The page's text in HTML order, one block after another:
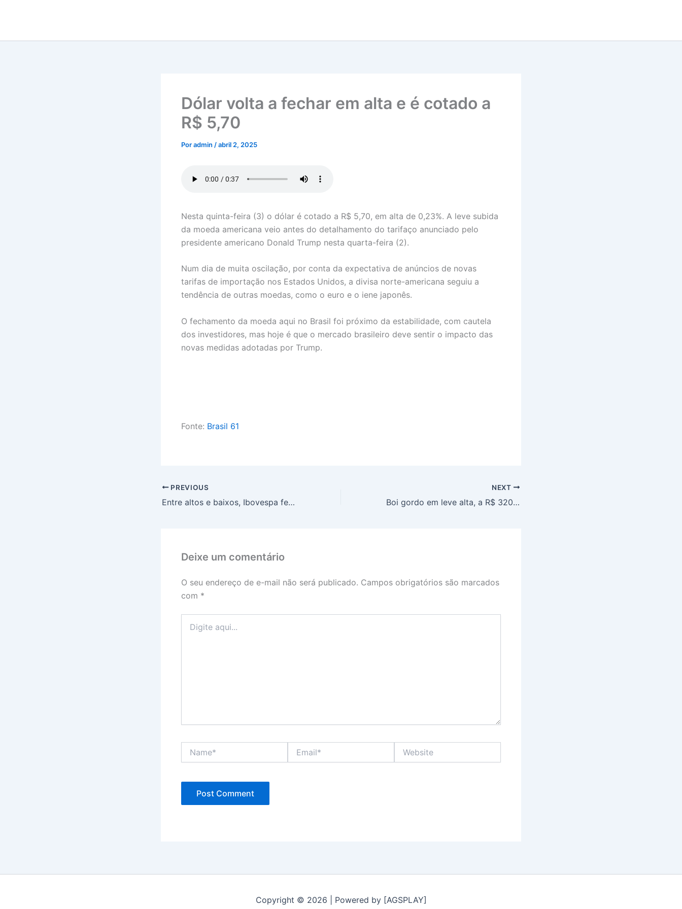
Dólar volta a fechar em alta e é cotado a
R$ 5,70
Poradmin /abril 2, 2025
Nesta quinta-feira (3) o dólar é cotado a R$ 5,70, em alta de 0,23%. A leve subida
da moeda americana veio antes do detalhamento do tarifaço anunciado pelo
presidente americano Donald Trump nesta quarta-feira (2).
Num dia de muita oscilação, por conta da expectativa de anúncios de novas
tarifas de importação nos Estados Unidos, a divisa norte-americana seguiu a
tendência de outras moedas, como o euro e o iene japonês.
O fechamento da moeda aqui no Brasil foi próximo da estabilidade, com cautela
dos investidores, mas hoje é que o mercado brasileiro deve sentir o impacto das
novas medidas adotadas por Trump.
Fonte: Brasil 61
PREVIOUS
Entre altos e baixos, Ibovespa fechou praticamente estável nesta quarta-feira (2)
NEXT
Boi gordo em leve alta, a R$ 320,80
Deixe um comentário
O seu endereço de e-mail não será publicado. Campos obrigatórios são marcados
com *
aqui...
Copyright © 2026 | Powered by [AGSPLAY]